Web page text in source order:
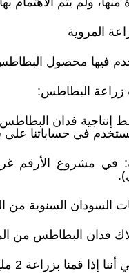
المروية
فيها محصول
زراعة البطاطس:
في حساباتنا على
فدان، والتي تحتاج إلى 6 مليار متر مكعب من المياه؛ فستكون النتيجة المذهلة كالآتي: